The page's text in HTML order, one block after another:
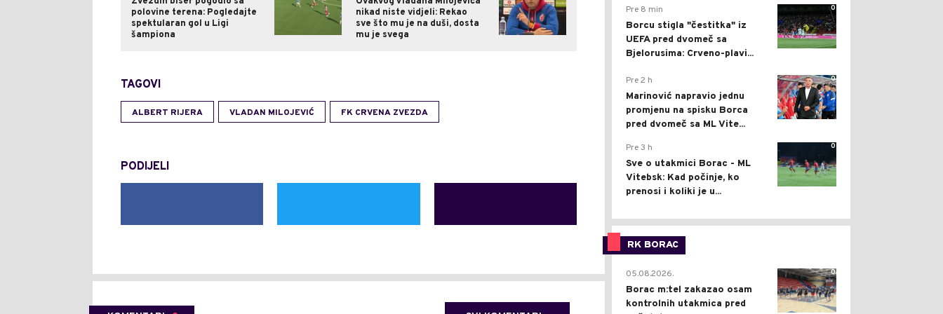
polovine terena: Pogledajte
spektularan gol u Ligi
šampiona
nikad niste vidjeli: Rekao
sve što mu je na duši, dosta
mu je svega
TAGOVI
ALBERT RIJERA VLADAN MILOJEVIĆ FK CRVENA ZVEZDA
PODIJELI
0
Pre 8 min
Borcu stigla "čestitka" iz
UEFA pred dvomeč sa
Bjelorusima: Crveno-plavi...
0
Pre 2 h
Marinović napravio jednu
promjenu na spisku Borca
pred dvomeč sa ML Vite...
0
Pre 3 h
Sve o utakmici Borac - ML
Vitebsk: Kad počinje, ko
prenosi i koliki je u...
RK BORAC
0
05.08.2026.
Borac m:tel zakazao osam
kontrolnih utakmica pred